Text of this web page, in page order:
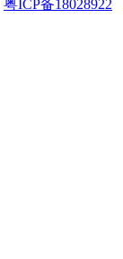
粤ICP备18028922